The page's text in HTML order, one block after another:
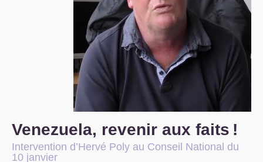
Venezuela, revenir aux faits !
Intervention d’Hervé Poly au Conseil National du
10 janvier